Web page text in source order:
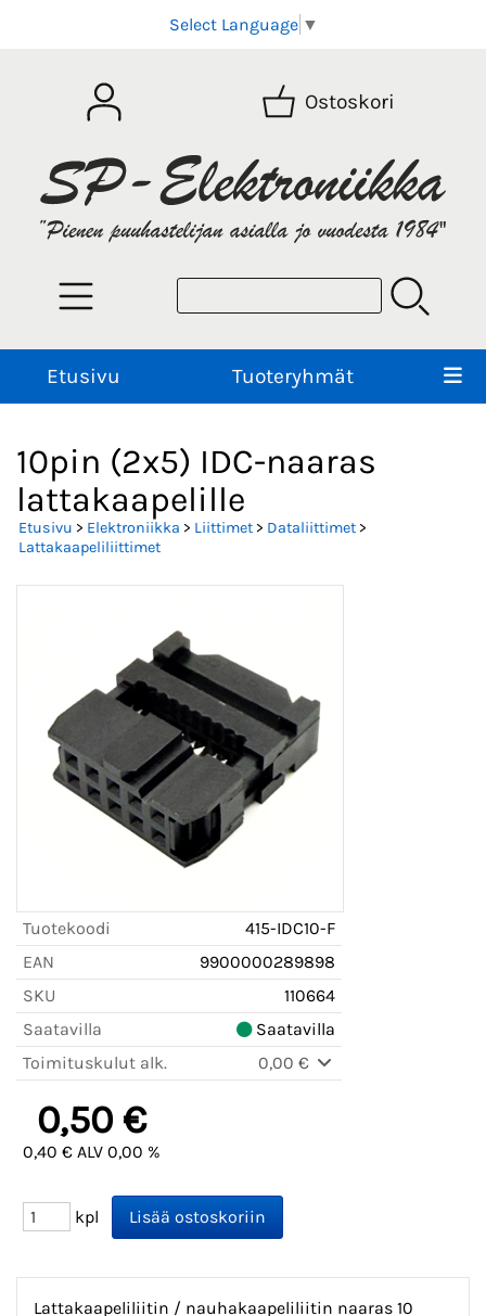
Select Language ▼
Ostoskori
Etusivu Tuoteryhmät
10pin (2x5) IDC-naaras
lattakaapelille
Etusivu > Elektroniikka > Liittimet> Dataliittimet>
Lattakaapeliliittimet
Tuotekoodi
415-IDC10-F
EAN
9900000289898
SKU
110664
Saatavilla
Saatavilla
Toimituskulut alk.
0,00 €
0,50 €
0,40 € ALV 0,00 %
kpl
Lattakaapeliliitin / nauhakaapeliliitin naaras 10